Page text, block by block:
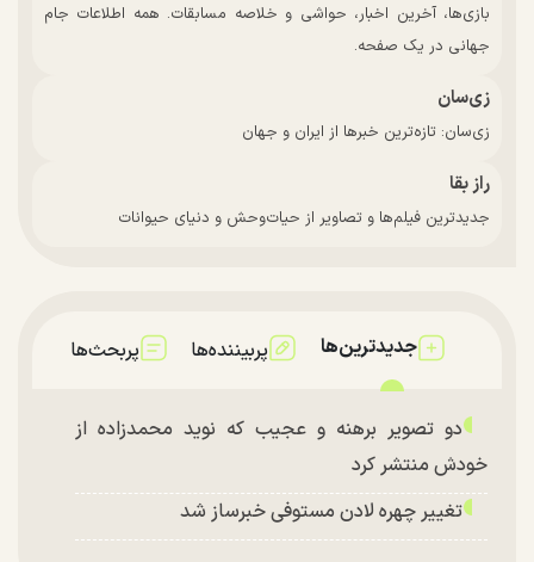
بازی‌ها، آخرین اخبار، حواشی و خلاصه مسابقات. همه اطلاعات جام
جهانی در یک صفحه.
زی‌سان
زی‌سان: تازه‌ترین خبرها از ایران و جهان
راز بقا
جدیدترین فیلم‌ها و تصاویر از حیات‌وحش و دنیای حیوانات
جدیدترین‌ها پربیننده‌ها پربحث‌ها
دو تصویر برهنه و عجیب که نوید محمدزاده از
خودش منتشر کرد
تغییر چهره لادن مستوفی خبرساز شد